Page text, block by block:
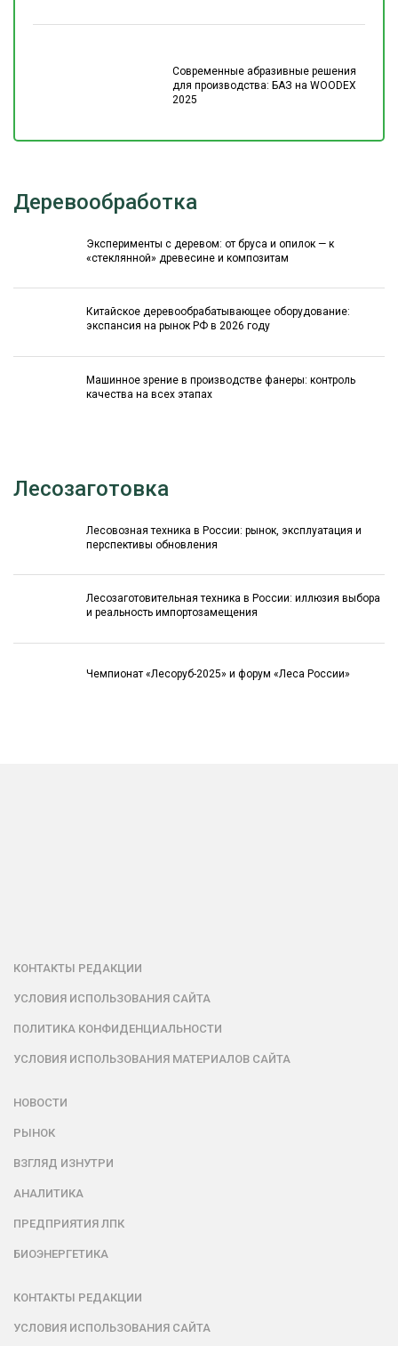
Современные абразивные решения
для производства: БАЗ на WOODEX
2025
Деревообработка
Эксперименты с деревом: от бруса и опилок — к
«стеклянной» древесине и композитам
Китайское деревообрабатывающее оборудование:
экспансия на рынок РФ в 2026 году
Машинное зрение в производстве фанеры: контроль
качества на всех этапах
Лесозаготовка
Лесовозная техника в России: рынок, эксплуатация и
перспективы обновления
Лесозаготовительная техника в России: иллюзия выбора
и реальность импортозамещения
Чемпионат «Лесоруб-2025» и форум «Леса России»
КОНТАКТЫ РЕДАКЦИИ
УСЛОВИЯ ИСПОЛЬЗОВАНИЯ САЙТА
ПОЛИТИКА КОНФИДЕНЦИАЛЬНОСТИ
УСЛОВИЯ ИСПОЛЬЗОВАНИЯ МАТЕРИАЛОВ САЙТА
НОВОСТИ
РЫНОК
ВЗГЛЯД ИЗНУТРИ
АНАЛИТИКА
ПРЕДПРИЯТИЯ ЛПК
БИОЭНЕРГЕТИКА
КОНТАКТЫ РЕДАКЦИИ
УСЛОВИЯ ИСПОЛЬЗОВАНИЯ САЙТА